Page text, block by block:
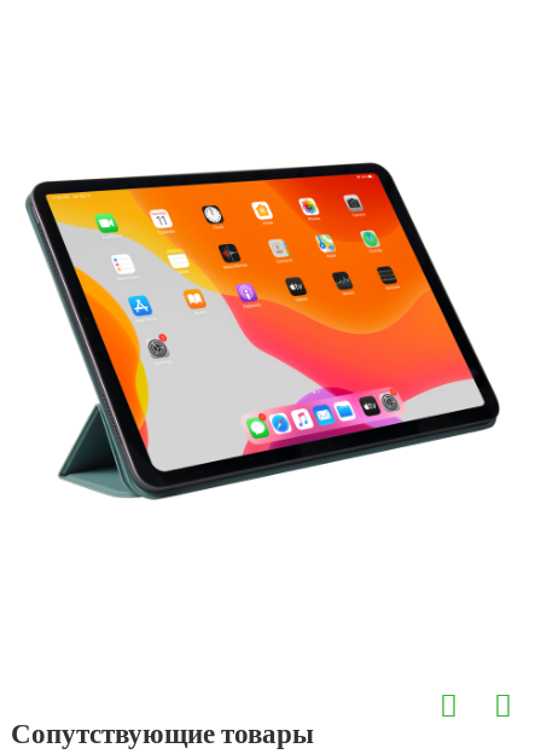
Сопутствующие товары